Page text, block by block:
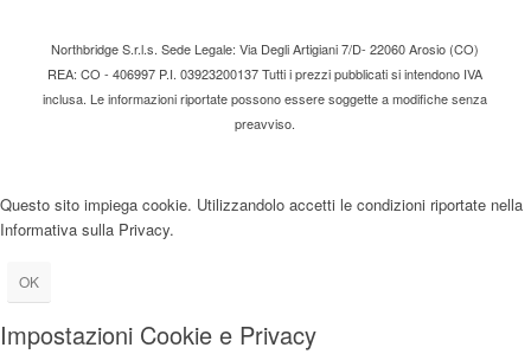
Northbridge S.r.l.s. Sede Legale: Via Degli Artigiani 7/D- 22060 Arosio (CO)
REA: CO - 406997 P.I. 03923200137 Tutti i prezzi pubblicati si intendono IVA
inclusa. Le informazioni riportate possono essere soggette a modifiche senza
preavviso.
Questo sito impiega cookie. Utilizzandolo accetti le condizioni riportate nella
Informativa sulla Privacy.
OK
Impostazioni Cookie e Privacy